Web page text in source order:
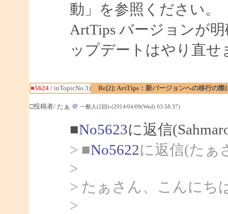
動」を参照ください。
ArtTips バージョンが
ップデートはやり直せ
■5624/ inTopicNo.3) Re[2]: ArtTips：新バージョンへの移行の
□投稿者/ たぁ ＠ 一般人(2回)-(2014/04/09(Wed) 03:58:37)
■No5623に返信
> ■No5622に返信(たぁ
>
> たぁさん、こんにち
>